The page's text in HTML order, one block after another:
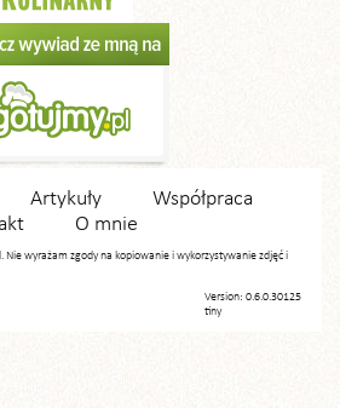
Artykuły
Współpraca
O mnie
wyrażam zgody na kopiowanie i wykorzystywanie zdjęć i
Version: 0.6.0.30125
tiny